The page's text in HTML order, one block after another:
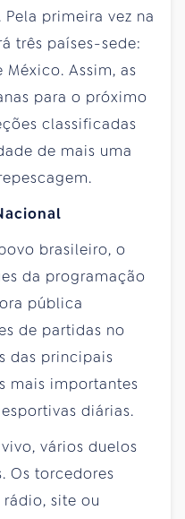
primeira vez na
três países-sede:
México. Assim, as
para o próximo
classificadas
de mais uma
brasileiro, o
da programação
pública
de partidas no
das principais
mais importantes
diárias.
vários duelos
Os torcedores
site ou